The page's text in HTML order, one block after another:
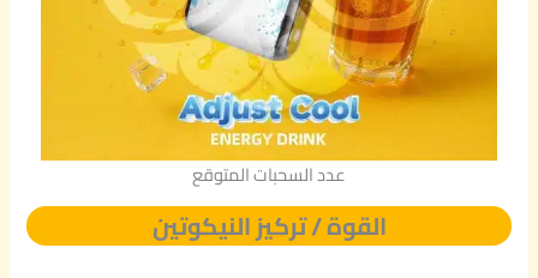
عدد السحبات المتوقع
القوة / تركيز النيكوتين